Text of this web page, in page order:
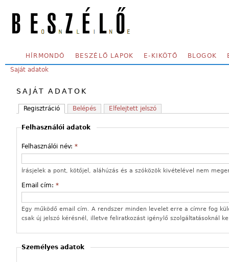
SECONDARY MENU
HÍRMONDÓ BESZÉLŐ LAPOK E-KIKÖTŐ BLOGOK
YOU ARE HERE:
Saját adatok
SAJÁT ADATOK
Regisztráció Belépés Elfelejtett jelszó
Felhasználói adatok
Felhasználói név: *
Írásjelek a pont, kötőjel, aláhúzás és a szóközök kivételével nem
Email cím: *
Egy működő email cím. A rendszer minden levelet erre a címre fog
csak új jelszó kérésnél, illetve feliratkozást igénylő szolgáltatásoknál
Személyes adatok